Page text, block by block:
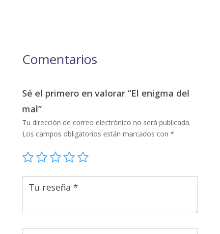
Comentarios
Sé el primero en valorar “El enigma del
mal”
Tu dirección de correo electrónico no será publicada.
Los campos obligatorios están marcados con *